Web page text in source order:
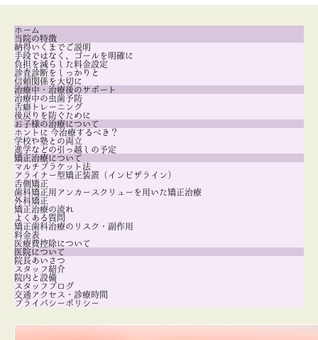
ホーム
当院の特徴
納得いくまでご説明
手段ではなく、ゴールを明確に
負担を減らした料金設定
診査診断をしっかりと
信頼関係を大切に
治療中・治療後のサポート
治療中の虫歯予防
舌癖トレーニング
後戻りを防ぐために
お子様の治療について
ホントに 今治療するべき？
学校や塾との両立
進学などの引っ越しの予定
矯正治療について
マルチブラケット法
アライナー型矯正装置（インビザライン）
舌側矯正
歯科矯正用アンカースクリューを用いた矯正治療
外科矯正
矯正治療の流れ
よくある質問
矯正歯科治療のリスク・副作用
料金表
医療費控除について
医院について
院長あいさつ
スタッフ紹介
院内と設備
スタッフブログ
交通アクセス・診療時間
プライバシーポリシー